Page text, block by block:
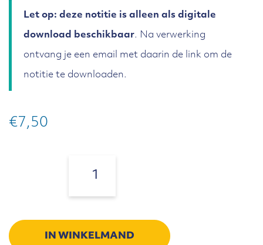
Let op: deze notitie is alleen als digitale
download beschikbaar. Na verwerking
ontvang je een email met daarin de link om de
notitie te downloaden.
€7,50
Vaste
onderdelen
IN WINKELMAND